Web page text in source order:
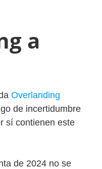
a
Overlanding
de incertidumbre
sí contienen este
de 2024 no se